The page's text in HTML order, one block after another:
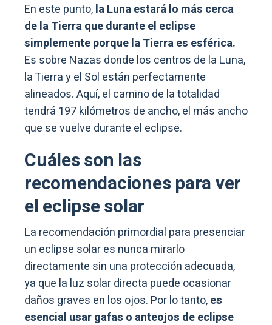
En este punto,la Luna estará lo más cerca
de la Tierra que durante el eclipse
simplemente porque la Tierra es esférica.
Es sobre Nazas donde los centros de la Luna,
la Tierra y el Sol están perfectamente
alineados. Aquí, el camino de la totalidad
tendrá 197 kilómetros de ancho, el más ancho
que se vuelve durante el eclipse.
Cuáles son las
recomendaciones para ver
el eclipse solar
La recomendación primordial para presenciar
un eclipse solar es nunca mirarlo
directamente sin una protección adecuada,
ya que la luz solar directa puede ocasionar
daños graves en los ojos. Por lo tanto,es
esencial usar gafas o anteojos de eclipse